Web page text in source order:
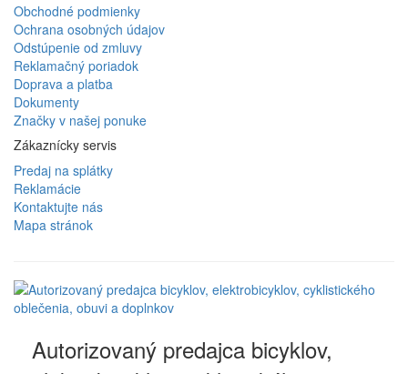
Obchodné podmienky
Ochrana osobných údajov
Odstúpenie od zmluvy
Reklamačný poriadok
Doprava a platba
Dokumenty
Značky v našej ponuke
Zákaznícky servis
Predaj na splátky
Reklamácie
Kontaktujte nás
Mapa stránok
Autorizovaný predajca bicyklov,